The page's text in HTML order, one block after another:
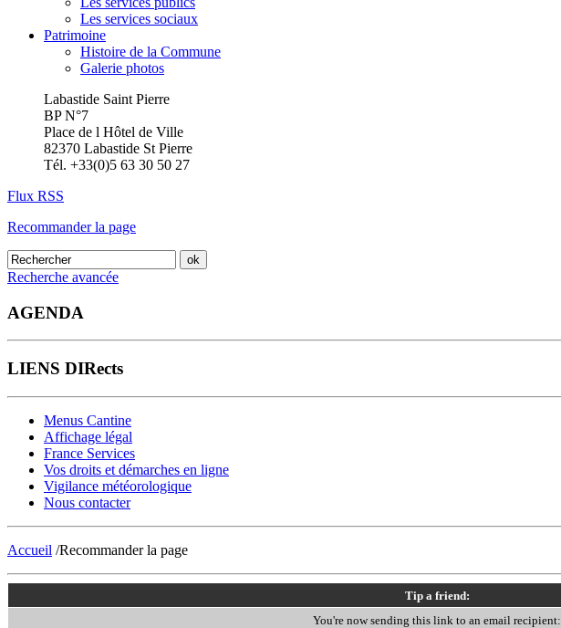
Les services sociaux
Patrimoine
Histoire de la Commune
Galerie photos
Labastide Saint Pierre
BP N°7
Place de l Hôtel de Ville
82370 Labastide St Pierre
Tél. +33(0)5 63 30 50 27
Flux RSS
Recommander la page
Recherche avancée
AGENDA
LIENS DIRects
Menus Cantine
Affichage légal
France Services
Vos droits et démarches en ligne
Vigilance météorologique
Nous contacter
Accueil /Recommander la page
Tip a friend:
You're now sending this link to an email recipient: